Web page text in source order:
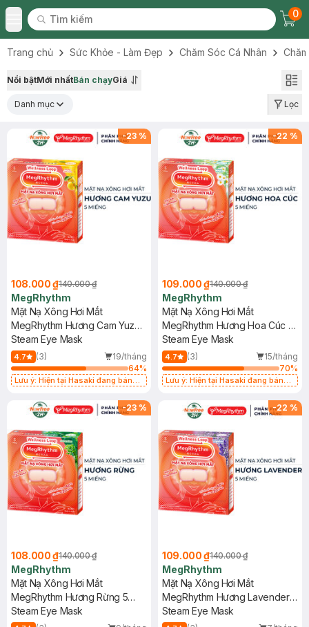
Toggle Menu
Tìm kiếm
Tìm kiếm
0
Trang chủ Sức Khỏe - Làm Đẹp Chăm Sóc Cá Nhân
Nổi bậtMới nhấtBán chạyGiá
Danh mục Lọc
-23 %
108.000 ₫140.000 ₫
MegRhythm
Mặt Nạ Xông Hơi Mắt
MegRhythm Hương Cam Yuzu
5 Miếng
Steam Eye Mask
4.7 (3)
19/tháng
64%
Lưu ý: Hiện tại Hasaki đang bán
-22 %
109.000 ₫140.000 ₫
MegRhythm
Mặt Nạ Xông Hơi Mắt
MegRhythm Hương Hoa Cúc 5
Miếng
Steam Eye Mask
4.7 (3)
15/tháng
70%
Lưu ý: Hiện tại Hasaki đang bán
-23 %
108.000 ₫140.000 ₫
MegRhythm
Mặt Nạ Xông Hơi Mắt
MegRhythm Hương Rừng 5
Miếng
Steam Eye Mask
-22 %
109.000 ₫140.000 ₫
MegRhythm
Mặt Nạ Xông Hơi Mắt
MegRhythm Hương Lavender 5
Miếng
Steam Eye Mask